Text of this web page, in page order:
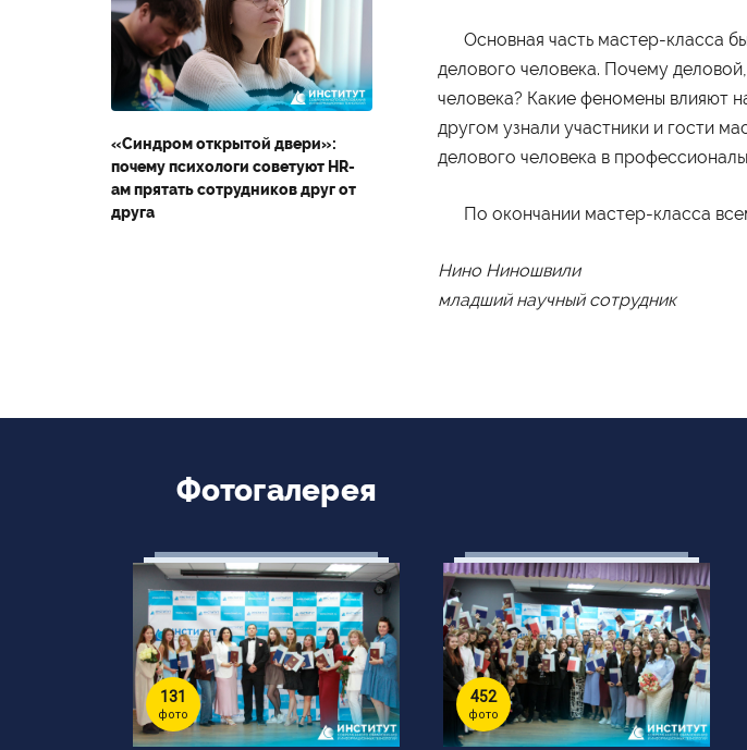
Фотогалерея
Второе высшее
Министерство науки и
«Синдром открытой двери»:
почему психологи советуют HR-
ам прятать сотрудников друг от
друга
Основная часть мастер-класса
делового человека. Почему
человека? Какие феномены влияют
другом узнали участники и гости
делового человека в
По окончании мастер-класса
Нино Ниношвили
младший научный сотрудник
Фотогалерея
131
фото
452
фото